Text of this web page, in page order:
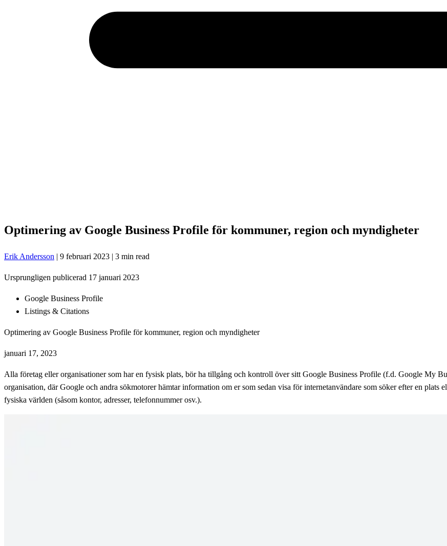
Optimering av Google Business Profile för kommuner, region och myndigheter
Erik Andersson | 9 februari 2023 | 3 min read
Ursprungligen publicerad 17 januari 2023
Google Business Profile
Listings & Citations
Optimering av Google Business Profile för kommuner, region och myndigheter
januari 17, 2023
Alla företag eller organisationer som har en fysisk plats, bör ha tillgång och kontroll över sitt Google Business Profile (f.d. Google My
organisation, där Google och andra sökmotorer hämtar information om er som sedan visa för internetanvändare som söker efter en plats
fysiska världen (såsom kontor, adresser, telefonnummer osv.).